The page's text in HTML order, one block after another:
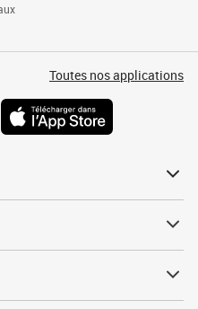
Toutes nos applications